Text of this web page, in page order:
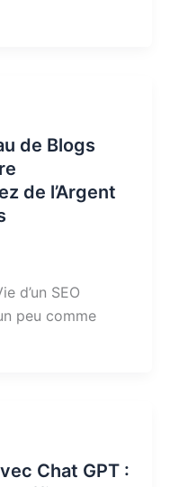
de Blogs
de l’Argent
d’un SEO
peu comme
Chat GPT :